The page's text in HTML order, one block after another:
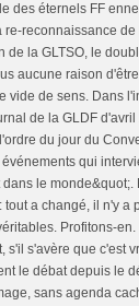
des éternels FF
re-reconnaissance de
de la GLTSO, le
aucune raison
vide de sens. Dans
de la GLDF
du jour du
qui
le monde&quot;.
a changé, il n'y a
Profitons-
s'il s'avère que c'est
le débat depuis le
sans agenda